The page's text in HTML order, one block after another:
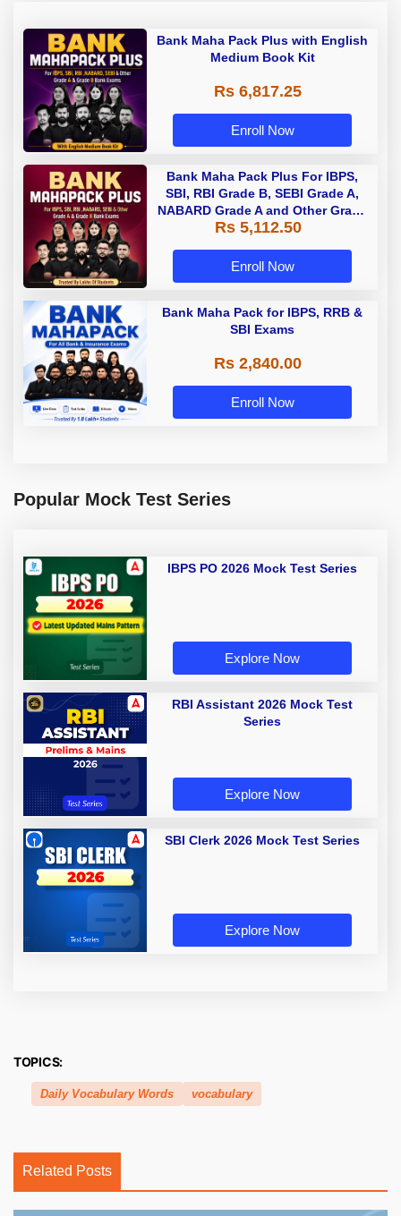
Bank Maha Pack Plus with English
Medium Book Kit
Rs 6,817.25
Enroll Now
Bank Maha Pack Plus For IBPS,
SBI, RBI Grade B, SEBI Grade A,
NABARD Grade A and Other Grade
A & Grade B Bank Exams
Rs 5,112.50
Enroll Now
Bank Maha Pack for IBPS, RRB &
SBI Exams
Rs 2,840.00
Enroll Now
Popular Mock Test Series
IBPS PO 2026 Mock Test Series
Explore Now
RBI Assistant 2026 Mock Test
Series
Explore Now
SBI Clerk 2026 Mock Test Series
Explore Now
TOPICS:
Daily Vocabulary Words vocabulary
Related Posts